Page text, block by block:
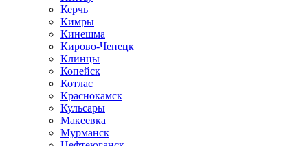
Керчь
Кимры
Кинешма
Кирово-Чепецк
Клинцы
Копейск
Котлас
Краснокамск
Кульсары
Макеевка
Мурманск